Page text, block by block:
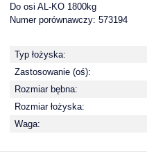
Do osi AL-KO 1800kg
Numer porównawczy: 573194
Typ łożyska:
Zastosowanie (oś):
Rozmiar bębna:
Rozmiar łożyska:
Waga: